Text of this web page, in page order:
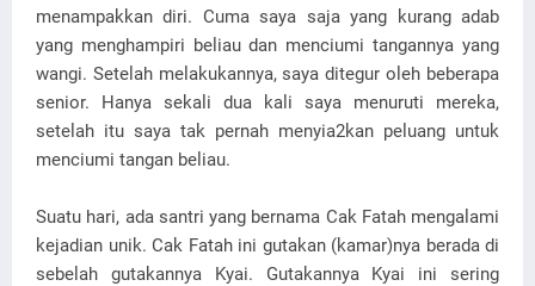
menampakkan diri. Cuma saya saja yang kurang adab
yang menghampiri beliau dan menciumi tangannya yang
wangi. Setelah melakukannya, saya ditegur oleh beberapa
senior. Hanya sekali dua kali saya menuruti mereka,
setelah itu saya tak pernah menyia2kan peluang untuk
menciumi tangan beliau.
Suatu hari, ada santri yang bernama Cak Fatah mengalami
kejadian unik. Cak Fatah ini gutakan (kamar)nya berada di
sebelah gutakannya Kyai. Gutakannya Kyai ini sering